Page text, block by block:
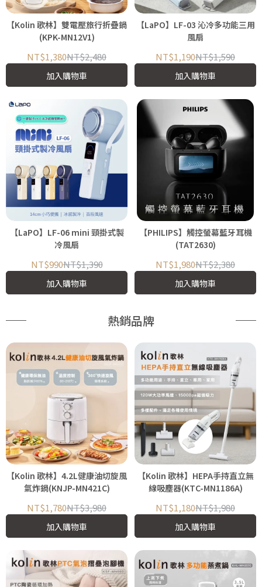
【Kolin 歌林】雙電壓旅行折疊鍋
(KPK-MN12V1)
NT$1,380NT$2,480
加入購物車
【LaPO】LF-03 沁冷多功能三用
風扇
NT$1,190NT$1,590
加入購物車
【LaPO】LF-06 mini 頸掛式製
冷風扇
NT$990NT$1,390
加入購物車
【PHILIPS】觸控螢幕藍牙耳機
(TAT2630)
NT$1,980NT$2,380
加入購物車
熱銷品牌
【Kolin 歌林】4.2L健康油切旋風
氣炸鍋(KNJP-MN421C)
NT$1,780NT$3,980
加入購物車
【Kolin 歌林】HEPA手持直立無
線吸塵器(KTC-MN1186A)
NT$1,180NT$1,980
加入購物車